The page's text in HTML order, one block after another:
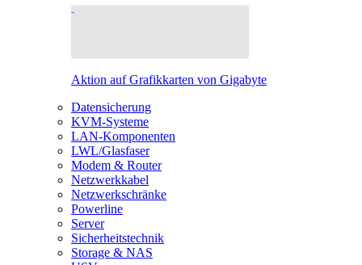
Aktion auf Grafikkarten von Gigabyte
Datensicherung
KVM-Systeme
LAN-Komponenten
LWL/Glasfaser
Modem & Router
Netzwerkkabel
Netzwerkschränke
Powerline
Server
Sicherheitstechnik
Storage & NAS